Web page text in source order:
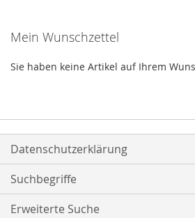
Mein Wunschzettel
Sie haben keine Artikel auf Ihrem
Datenschutzerklärung
Suchbegriffe
Erweiterte Suche